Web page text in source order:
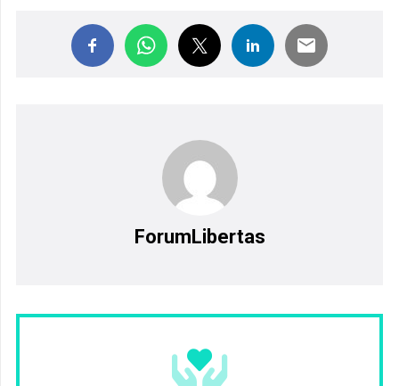
ForumLibertas